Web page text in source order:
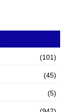
(101)
(45)
(5)